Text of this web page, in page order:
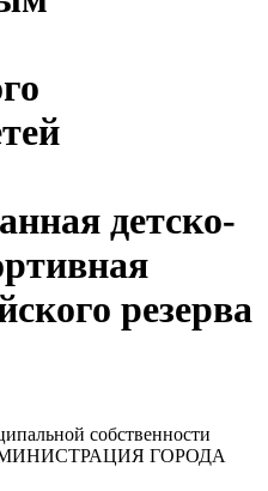
детско-
резерва
собственности
ГОРОДА